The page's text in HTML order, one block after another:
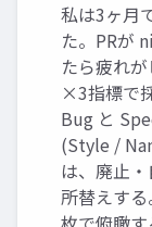
私は3ヶ月
た。PRが
たら疲れ
×3指標で
Bug と
(Style /
は、廃止
所替えす